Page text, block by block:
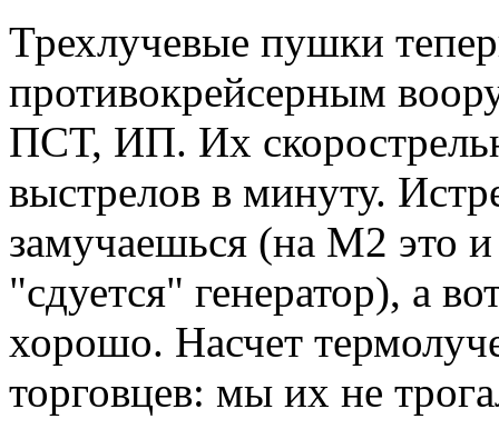
Трехлучевые пушки
противокрейсерным
ПСТ, ИП. Их
выстрелов в минуту.
замучаешься (на М2 это
"сдуется" генератор), а
хорошо. Насчет
торговцев: мы их не